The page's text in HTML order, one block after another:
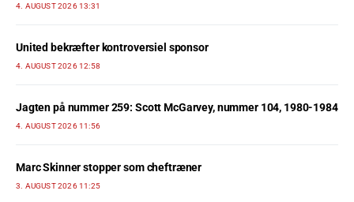
4. AUGUST 2026 13:31
United bekræfter kontroversiel sponsor
4. AUGUST 2026 12:58
Jagten på nummer 259: Scott McGarvey, nummer 104, 1980-1984
4. AUGUST 2026 11:56
Marc Skinner stopper som cheftræner
3. AUGUST 2026 11:25